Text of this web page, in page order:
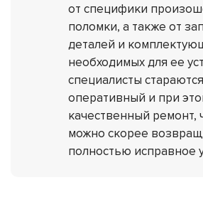
от специфики
поломки, а также от
деталей и
необходимых для ее
специалисты
оперативный и при
качественный ремонт,
можно скорее
полностью исправное